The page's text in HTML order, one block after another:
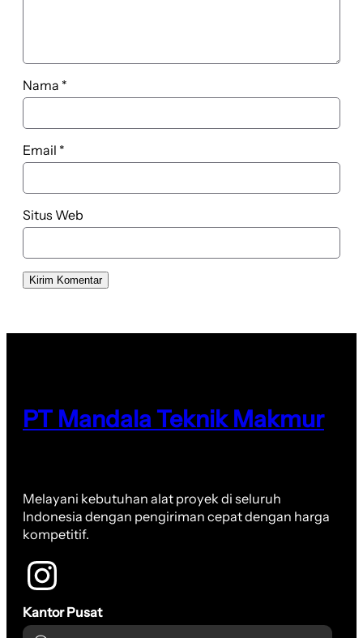
Nama *
Email *
Situs Web
PT Mandala Teknik Makmur
Melayani kebutuhan alat proyek di seluruh
Indonesia dengan pengiriman cepat dengan harga
kompetitif.
Kantor Pusat